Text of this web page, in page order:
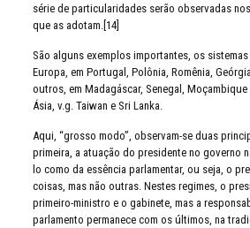
série de particularidades serão observadas
que as adotam.[14]
São alguns exemplos importantes, os
Europa, em Portugal, Polônia, Romênia,
outros, em Madagáscar, Senegal,
Ásia, v.g. Taiwan e Sri Lanka.
Aqui, “grosso modo”, observam-se duas
primeira, a atuação do presidente no governo
lo como da essência parlamentar, ou seja, o
coisas, mas não outras. Nestes regimes, o
primeiro-ministro e o gabinete, mas a
parlamento permanece com os últimos, na